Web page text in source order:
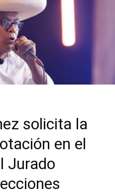
solicita la
en el
Jurado